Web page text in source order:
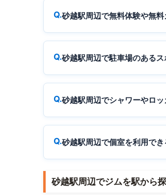
砂越駅周辺で無料体験や無
砂越駅周辺で駐車場のある
砂越駅周辺でシャワーやロ
砂越駅周辺で個室を利用で
砂越駅周辺でジムを駅から